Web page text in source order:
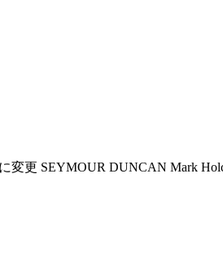
更 SEYMOUR DUNCAN Mark